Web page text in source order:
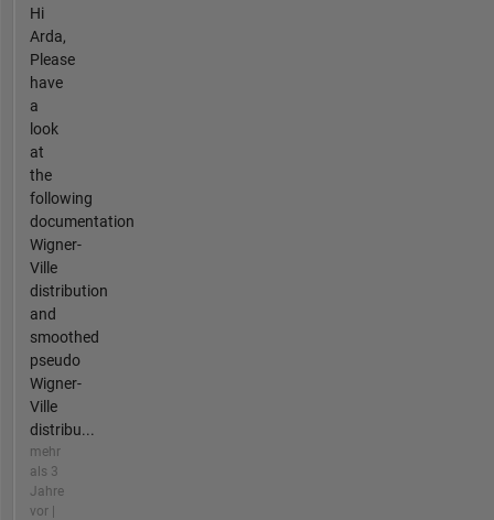
Hi
Arda,
Please
have
a
look
at
the
following
documentation
Wigner-
Ville
distribution
and
smoothed
pseudo
Wigner-
Ville
distribu...
mehr
als 3
Jahre
vor |